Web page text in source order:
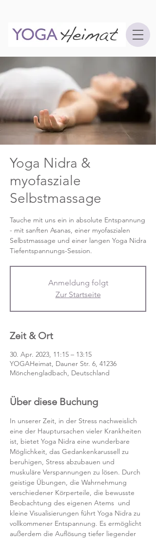
Yoga Nidra &
myofasziale
Selbstmassage
Tauche mit uns ein in absolute Entspannung
- mit sanften Asanas, einer myofaszialen
Selbstmassage und einer langen Yoga Nidra
Tiefentspannungs-Session.
Anmeldung folgt
Zur Startseite
Zeit & Ort
30. Apr. 2023, 11:15 – 13:15
YOGAHeimat, Dauner Str. 6, 41236
Mönchengladbach, Deutschland
Über diese Buchung
In unserer Zeit, in der Stress nachweislich
eine der Hauptursachen vieler Krankheiten
ist, bietet Yoga Nidra eine wunderbare
Möglichkeit, das Gedankenkarussell zu
beruhigen, Stress abzubauen und
muskuläre Verspannungen zu lösen. Durch
geistige Übungen, die Wahrnehmung
verschiedener Körperteile, die bewusste
Beobachtung des eigenen Atems  und
kleine Visualisierungen führt Yoga Nidra zu
vollkommener Entspannung. Es ermöglicht
außerdem die Auflösung tiefer liegender